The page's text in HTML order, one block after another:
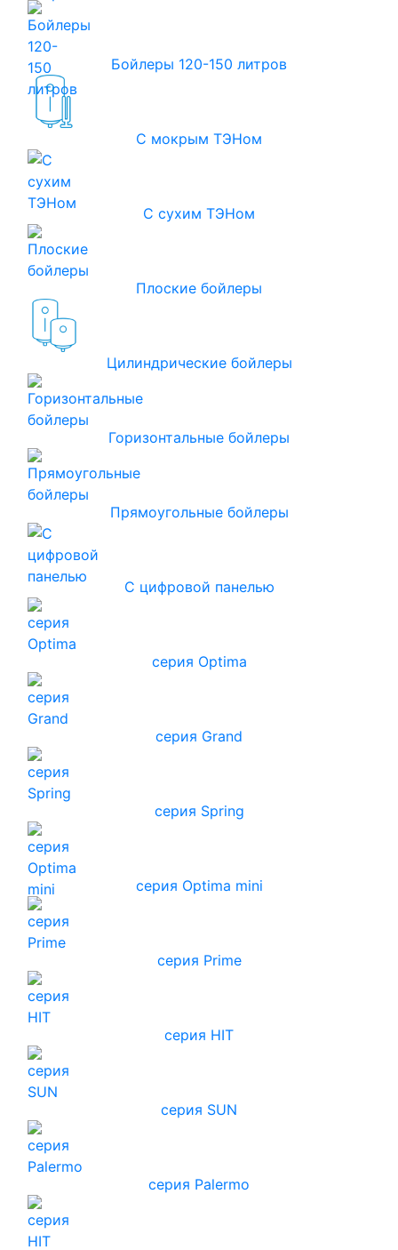
Бойлеры 120-150 литров
С мокрым ТЭНом
С сухим ТЭНом
Плоские бойлеры
Цилиндрические бойлеры
Горизонтальные бойлеры
Прямоугольные бойлеры
С цифровой панелью
серия Optima
серия Grand
серия Spring
серия Optima mini
серия Prime
серия HIT
серия SUN
серия Palermo